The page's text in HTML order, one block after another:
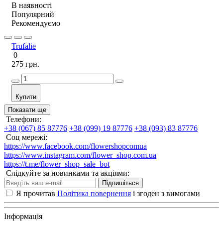
В наявності
Популярний
Рекомендуємо
Trufalie
0
275 грн.
Купити
Показати ще
Телефони:
+38 (067) 85 87776 +38 (099) 19 87776 +38 (093) 83 87776
Соц мережі:
https://www.facebook.com/flowershopcomua
https://www.instagram.com/flower_shop.com.ua
https://t.me/flower_shop_sale_bot
Слідкуйте за новинками та акціями:
Підпишіться
Я прочитав Політика повернення і згоден з вимогами
Інформація